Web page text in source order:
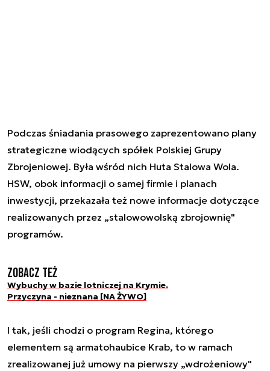
Podczas śniadania prasowego zaprezentowano plany
strategiczne wiodących spółek Polskiej Grupy
Zbrojeniowej. Była wśród nich Huta Stalowa Wola.
HSW, obok informacji o samej firmie i planach
inwestycji, przekazała też nowe informacje dotyczące
realizowanych przez „stalowowolską zbrojownię"
programów.
Zobacz też
Wybuchy w bazie lotniczej na Krymie.
Przyczyna - nieznana [NA ŻYWO]
I tak, jeśli chodzi o program Regina, którego
elementem są armatohaubice Krab, to w ramach
zrealizowanej już umowy na pierwszy „wdrożeniowy"